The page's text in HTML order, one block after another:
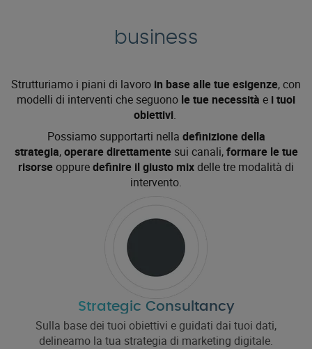
business
Strutturiamo i piani di lavoro in base alle tue esigenze, con
modelli di interventi che seguono le tue necessità e i tuoi
obiettivi.
Possiamo supportarti nella definizione della
strategia,operare direttamente sui canali,formare le tue
risorseoppuredefinire il giusto mixdelle tre modalità di
intervento.
Strategic Consultancy
Sulla base dei tuoi obiettivi e guidati dai tuoi dati,
delineamo la tua strategia di marketing digitale.